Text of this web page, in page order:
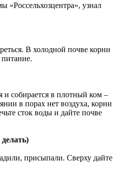
«Россельхозцентра», узнал
В холодной почве корни
и собирается в плотный ком –
в порах нет воздуха, корни
сток воды и дайте почве
присыпали. Сверху дайте